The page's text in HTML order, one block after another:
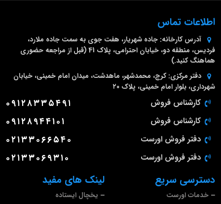
لینک های مفید
یخچال ایستاده
دسترسی سریع
خدمات اورست
اطلاعات تماس
آدرس کارخانه: جاده شهریار، هفت جوی به سمت جاده ملارد،
فردیس، منطقه دو، خیابان احترامی، پلاک 41 (قبل از مراجعه حضوری
هماهنگ کنید.)
دفتر مرکزی: کرج، محمدشهر، ماهدشت، میدان امام خمینی، خیابان
شهرداری، بلوار امام خمینی، پلاک ۲۰
کارشناس فروش ۰۹۱۲۸۳۳۵۴۹۱
کارشناس فروش ۰۹۱۲۸۹۴۴۱۰۱
دفتر فروش اورست ۰۲۱۳۳۰۶۶۵۴۰
دفتر فروش اورست ۰۲۱۳۳۰۶۹۳۱۰